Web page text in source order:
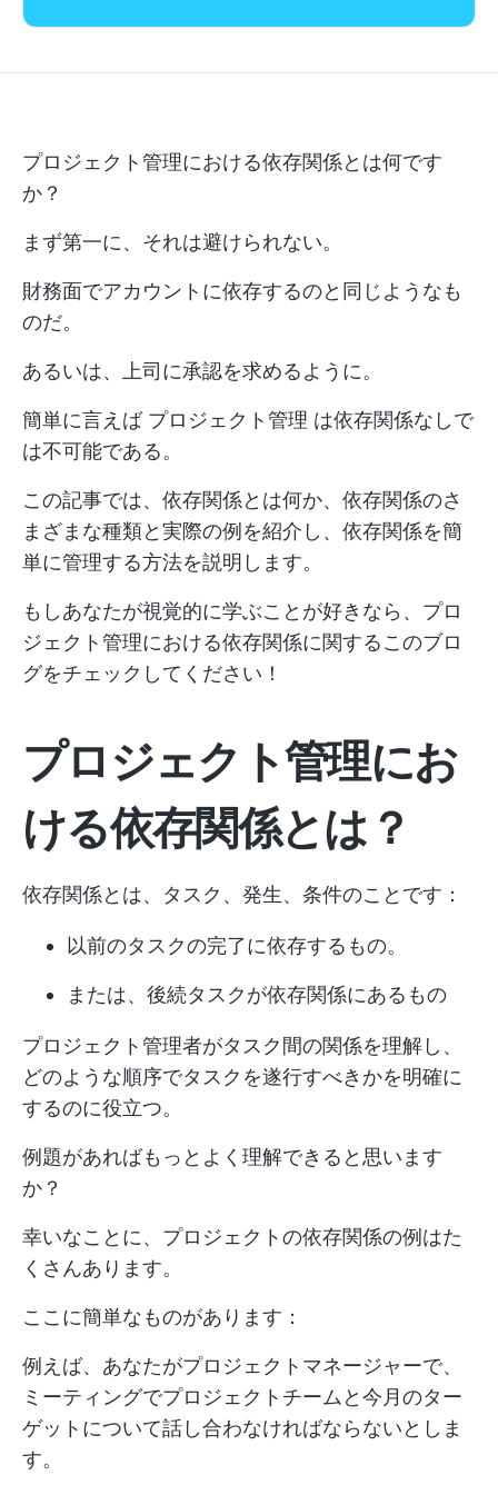
プロジェクト管理における依存関係とは何です
か？
まず第一に、それは避けられない。
財務面でアカウントに依存するのと同じようなも
のだ。
あるいは、上司に承認を求めるように。
簡単に言えば プロジェクト管理 は依存関係なしで
は不可能である。
この記事では、依存関係とは何か、依存関係のさ
まざまな種類と実際の例を紹介し、依存関係を簡
単に管理する方法を説明します。
もしあなたが視覚的に学ぶことが好きなら、プロ
ジェクト管理における依存関係に関するこのブロ
グをチェックしてください！
プロジェクト管理にお
ける依存関係とは？
依存関係とは、タスク、発生、条件のことです：
以前のタスクの完了に依存するもの。
または、後続タスクが依存関係にあるもの
プロジェクト管理者がタスク間の関係を理解し、
どのような順序でタスクを遂行すべきかを明確に
するのに役立つ。
例題があればもっとよく理解できると思います
か？
幸いなことに、プロジェクトの依存関係の例はた
くさんあります。
ここに簡単なものがあります：
例えば、あなたがプロジェクトマネージャーで、
ミーティングでプロジェクトチームと今月のター
ゲットについて話し合わなければならないとしま
す。